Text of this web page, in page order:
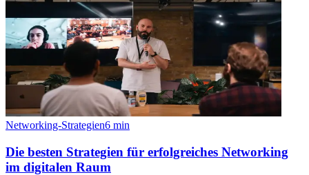
Networking-Strategien6 min
Die besten Strategien für erfolgreiches Networking
im digitalen Raum